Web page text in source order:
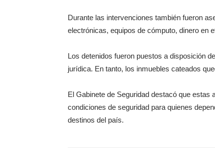
Durante las intervenciones también fueron
electrónicas, equipos de cómputo, dinero en
Los detenidos fueron puestos a disposición
jurídica. En tanto, los inmuebles cateados
El Gabinete de Seguridad destacó que
condiciones de seguridad para quienes
destinos del país.